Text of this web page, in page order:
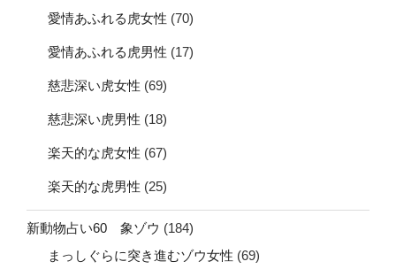
愛情あふれる虎女性 (70)
愛情あふれる虎男性 (17)
慈悲深い虎女性 (69)
慈悲深い虎男性 (18)
楽天的な虎女性 (67)
楽天的な虎男性 (25)
新動物占い60 象ゾウ (184)
まっしぐらに突き進むゾウ女性 (69)